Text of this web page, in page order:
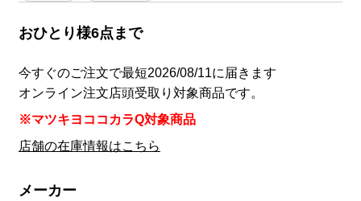
おひとり様6点まで
今すぐのご注文で最短2026/08/11に届きます
オンライン注文店頭受取り対象商品です。
※マツキヨココカラQ対象商品
店舗の在庫情報はこちら
メーカー